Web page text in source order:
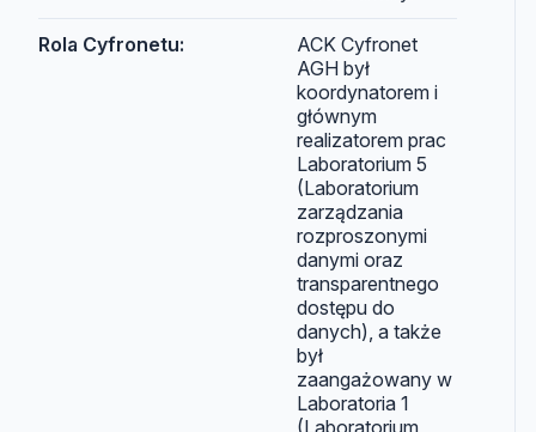
Rola Cyfronetu:
ACK Cyfronet
AGH był
koordynatorem i
głównym
realizatorem prac
Laboratorium 5
(Laboratorium
zarządzania
rozproszonymi
danymi oraz
transparentnego
dostępu do
danych), a także
był
zaangażowany w
Laboratoria 1